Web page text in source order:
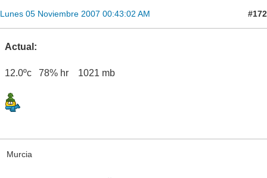
Lunes 05 Noviembre 2007 00:43:02 AM #172
Actual:
12.0ºc 78% hr 1021 mb
Murcia